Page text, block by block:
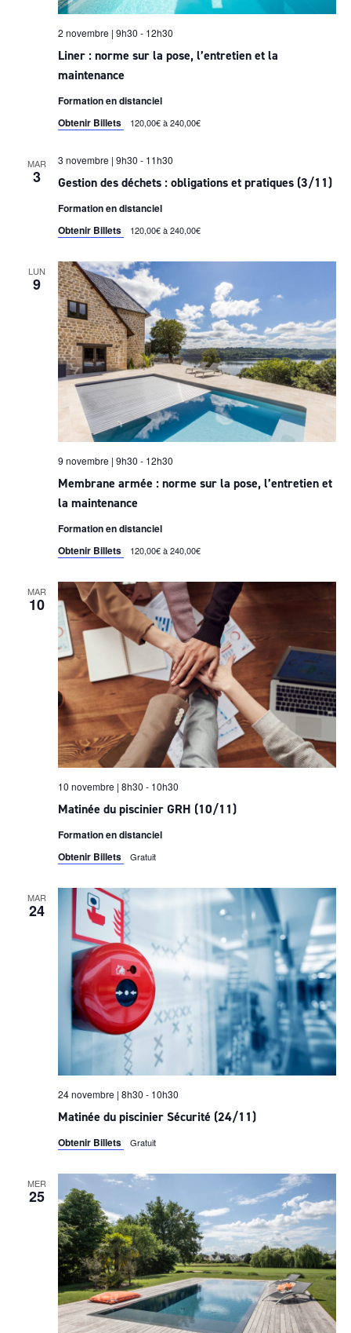
Liner : norme sur la pose, l’entretien et la
maintenance
2 novembre | 9h30 - 12h30
Formation en distanciel
Obtenir Billets
120,00€ à 240,00€
MAR
3 Gestion des déchets : obligations et pratiques (3/11)
3 novembre | 9h30 - 11h30
Formation en distanciel
Obtenir Billets
120,00€ à 240,00€
LUN
9
Membrane armée : norme sur la pose, l’entretien et
la maintenance
9 novembre | 9h30 - 12h30
Formation en distanciel
Obtenir Billets
120,00€ à 240,00€
MAR
10
Matinée du piscinier GRH (10/11)
10 novembre | 8h30 - 10h30
Formation en distanciel
Obtenir Billets
Gratuit
MAR
24
Matinée du piscinier Sécurité (24/11)
24 novembre | 8h30 - 10h30
Obtenir Billets Gratuit
MER
25